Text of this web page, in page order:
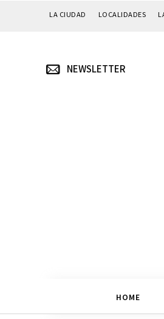
LA CIUDAD LOCALIDADES
NEWSLETTER
HOME